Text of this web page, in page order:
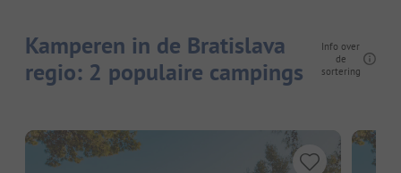
Kamperen in de Bratislava
regio: 2 populaire campings
Info over
de
sortering